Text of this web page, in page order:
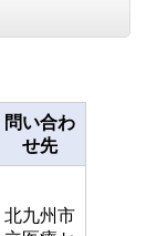
問い合わ
せ先
北九州市